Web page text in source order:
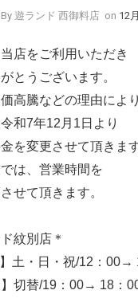
遊ランド 西御料店 on 12
店をご利用いただき
とうございます。
高騰などの理由により
和7年12月1日より
を変更させて頂きます
は、営業時間を
せて頂きます。
紋別店＊
】土・日・祝/12：00→
】切替/19：00→ 18：